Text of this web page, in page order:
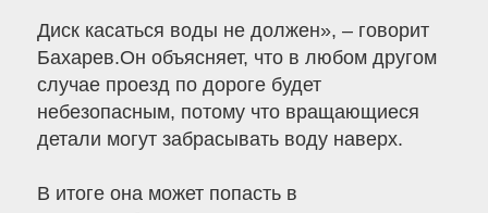
Диск касаться воды не должен», – говорит
Бахарев.Он объясняет, что в любом другом
случае проезд по дороге будет
небезопасным, потому что вращающиеся
детали могут забрасывать воду наверх.
В итоге она может попасть в